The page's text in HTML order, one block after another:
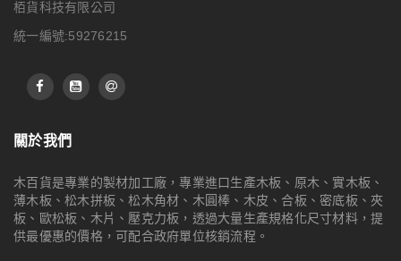
栢貨科技有限公司
統一編號:59276215
關於我們
木百貨是專業的製材加工廠，專業進口生產木板、原木、實木板、
薄木板、松木拼板、松木角材、木圓棒、木皮、合板、密底板、夾
板、歐松板、木片、壓克力板，透過大量生產規格化尺寸材料，提
供最優惠的價格，可配合政府單位核銷流程。